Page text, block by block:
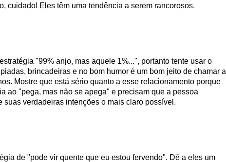
cuidado! Eles têm uma tendência a serem rancorosos.
"99% anjo, mas aquele 1%...", portanto tente usar o
brincadeiras e no bom humor é um bom jeito de chamar a
Mostre que está sério quanto a esse relacionamento porque
ao "pega, mas não se apega" e precisam que a pessoa
suas verdadeiras intenções o mais claro possível.
de "pode vir quente que eu estou fervendo". Dê a eles um